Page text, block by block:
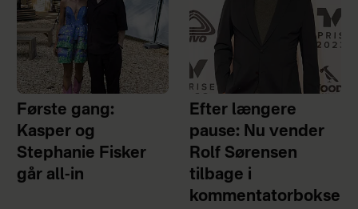
Første gang:
Kasper og
Stephanie Fisker
går all-in
Efter længere
pause: Nu vender
Rolf Sørensen
tilbage i
kommentatorbokse